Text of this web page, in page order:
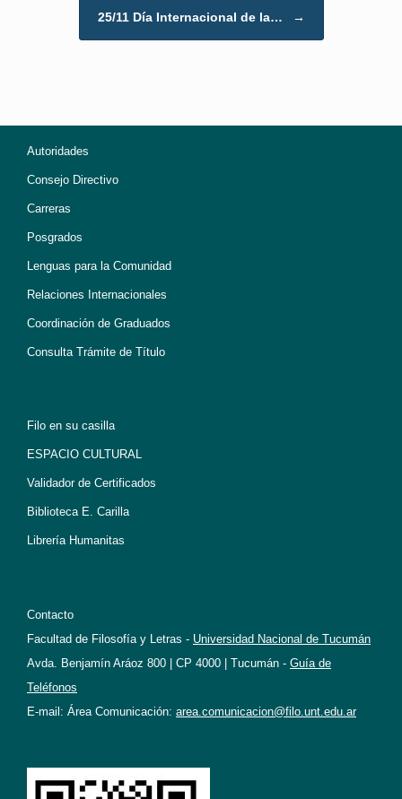
25/11 Día Internacional de la… →
Autoridades
Consejo Directivo
Carreras
Posgrados
Lenguas para la Comunidad
Relaciones Internacionales
Coordinación de Graduados
Consulta Trámite de Título
Filo en su casilla
ESPACIO CULTURAL
Validador de Certificados
Biblioteca E. Carilla
Librería Humanitas
Contacto
Facultad de Filosofía y Letras - Universidad Nacional de Tucumán
Avda. Benjamín Aráoz 800 | CP 4000 | Tucumán - Guía de
Teléfonos
E-mail: Área Comunicación: area.comunicacion@filo.unt.edu.ar